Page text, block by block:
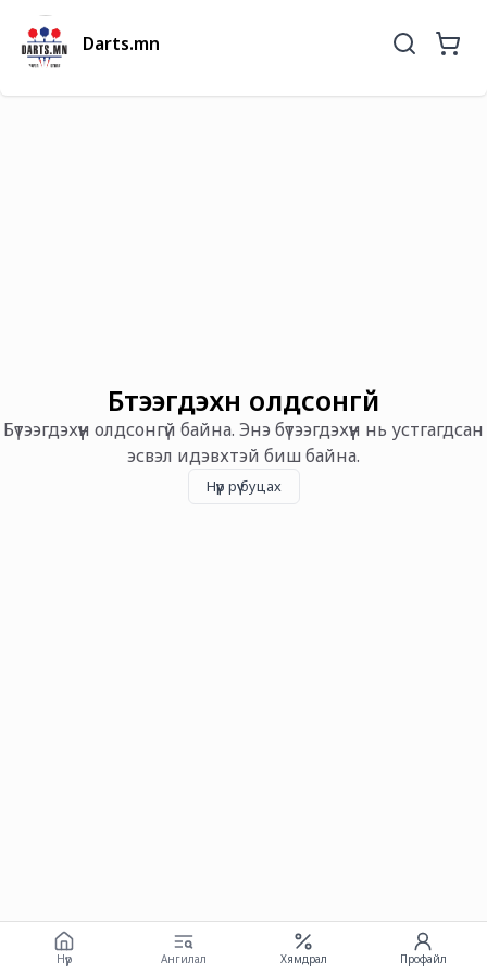
Darts.mn
Бүтээгдэхүүн олдсонгүй
Бүтээгдэхүүн олдсонгүй байна. Энэ бүтээгдэхүүн нь устгагдсан
эсвэл идэвхтэй биш байна.
Нүүр рүү буцах
Нүүр Ангилал Хямдрал Профайл